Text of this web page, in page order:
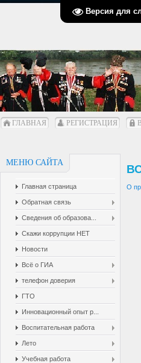
Версия для
ГЛАВНАЯ РЕГИСТРАЦИЯ
МЕНЮ САЙТА
Главная страница
Обратная связь
Сведения об образова...
Скажи коррупции НЕТ
Новости
Всё о ГИА
телефон доверия
ГТО
Инновационный опыт р...
Воспитательная работа
Лето
Учебная работа
О